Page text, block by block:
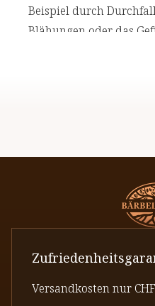
Beispiel durch
Blähungen oder das
Versandkosten nur